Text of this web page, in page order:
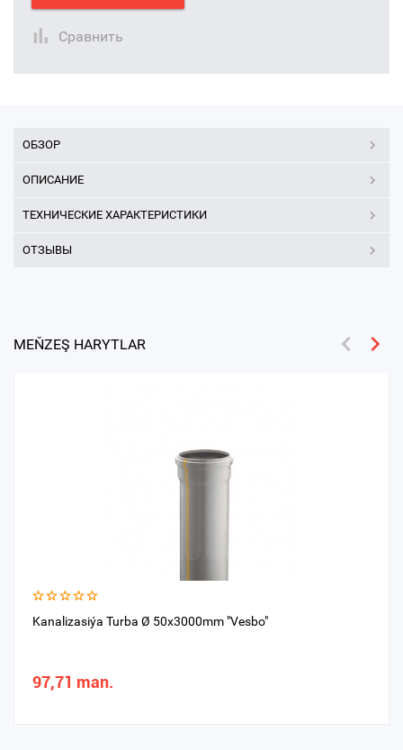
Сравнить
ОБЗОР
ОПИСАНИЕ
ТЕХНИЧЕСКИЕ ХАРАКТЕРИСТИКИ
ОТЗЫВЫ
MEŇZEŞ HARYTLAR
Kanalizasiýa Turba Ø 50x3000mm "Vesbo"
97,71 man.